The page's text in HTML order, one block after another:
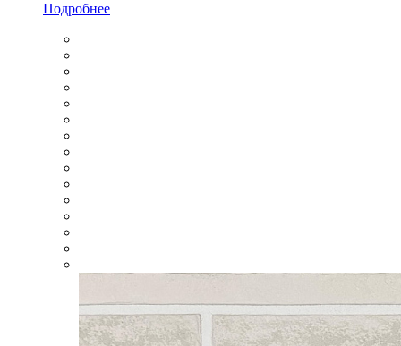
Подробнее